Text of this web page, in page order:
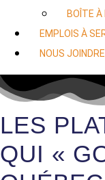
BOÎTE À
EMPLOIS À
NOUS JOINDRE
LES
QUI «